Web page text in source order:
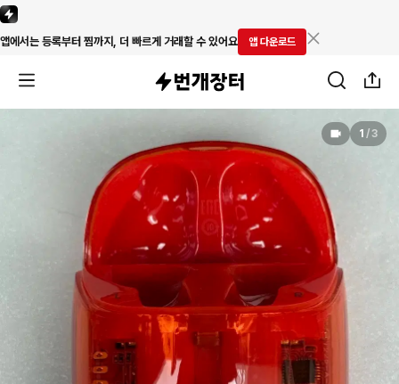
앱에서는 등록부터 찜까지, 더 빠르게 거래할 수 있어요 앱 다운로드
1 / 3